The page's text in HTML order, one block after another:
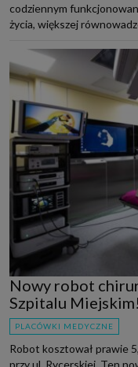
codziennym
życia, większej
Nowy robot
Szpitalu Miejskim!
PLACÓWKI MEDYCZNE
Robot kosztował prawie
przy ul. Rycerskiej. Ten